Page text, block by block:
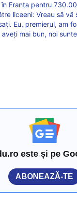
Franța pentru
liceeni: Vreau să vă
Eu, premierul, am
mai bun, noi
este și pe
ABONEAZĂ-TE